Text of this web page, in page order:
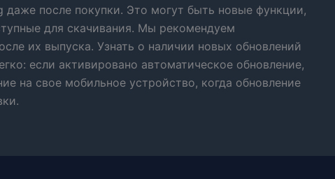
даже после покупки. Это могут быть новые функции,
для скачивания. Мы рекомендуем
их выпуска. Узнать о наличии новых обновлений
если активировано автоматическое обновление,
на свое мобильное устройство, когда обновление